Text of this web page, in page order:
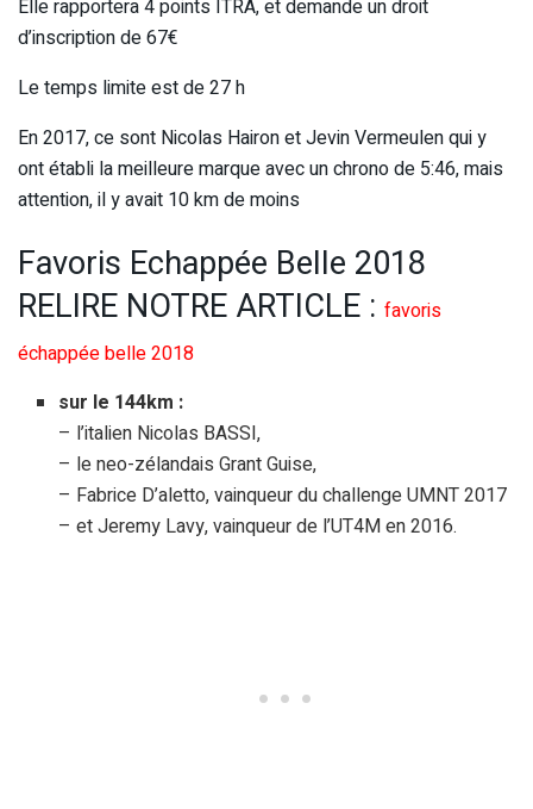
Elle rapportera 4 points ITRA, et demande un droit
d’inscription de 67€
Le temps limite est de 27 h
En 2017, ce sont Nicolas Hairon et Jevin Vermeulen qui y
ont établi la meilleure marque avec un chrono de 5:46, mais
attention, il y avait 10 km de moins
Favoris Echappée Belle 2018
RELIRE NOTRE ARTICLE : favoris
échappée belle 2018
sur le 144km :
– l’italien Nicolas BASSI,
– le neo-zélandais Grant Guise,
– Fabrice D’aletto, vainqueur du challenge UMNT 2017
– et Jeremy Lavy, vainqueur de l’UT4M en 2016.